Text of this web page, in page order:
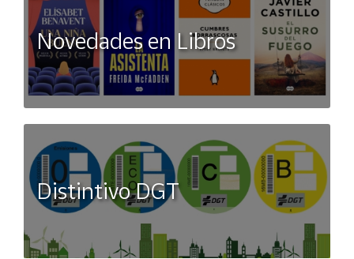
Novedades en Libros
Distintivo DGT